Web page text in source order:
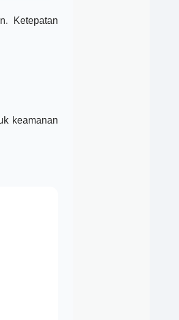
Ketepatan
keamanan